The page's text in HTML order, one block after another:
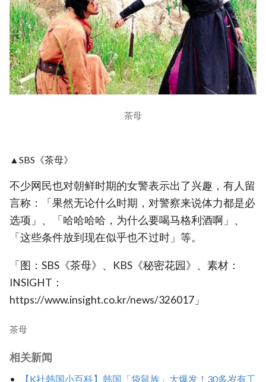
茶母
▲SBS《茶母》
不少网民也对朝鲜时期的女警表示出了兴趣，有人留
言称：「果然无论什么时期，对警察来说体力都是必
选项」、「哈哈哈哈，为什么要喝马格利酒啊」、
「这些条件放到现在似乎也不过时」等。
「图：SBS《茶母》、KBS《秘密花园》、素材：
INSIGHT：
https://www.insight.co.kr/news/326017」
茶母
相关新闻
【K社韩国小百科】韩国「袋鼠族」大爆发！30多岁有工